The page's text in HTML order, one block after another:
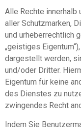
Alle Rechte innerhalb
aller Schutzmarken,
und urheberrechtlich
„geistiges
dargestellt werden,
und/oder Dritter.
Eigentum für keine
des Dienstes zu
zwingendes Recht
Indem Sie